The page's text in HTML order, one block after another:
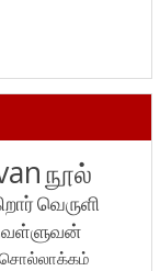
நூல்
வெருளி